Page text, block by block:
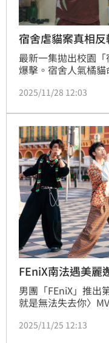
宿舍虐貓案真相
最新一集拋出校園
爆擊。宿舍人氣橘
在推理過程中一路反
洋擔任NPC與學生
手？」都直呼這次
維歆
2025/11/28 12:03
FEniX南法遇美
男團「FEniX」推出
就是無法失去你〉
男孩及大批工作人員
2025/11/25 12:13